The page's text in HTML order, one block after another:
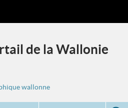
de la Wallonie
wallonne